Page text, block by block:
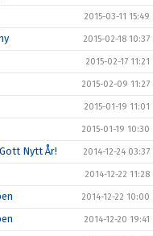
2015-03-11 15:49
2015-02-18 10:37
2015-02-17 11:21
2015-02-09 11:27
2015-01-19 11:01
2015-01-19 10:30
Nytt År! 2014-12-24 03:37
2014-12-22 11:28
2014-12-22 10:00
2014-12-20 19:41